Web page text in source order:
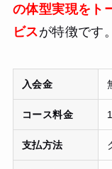
の体型実現をト
ビスが特徴です。
入会金
コース料金
支払方法